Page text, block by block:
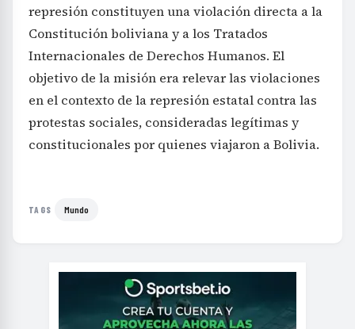
represión constituyen una violación directa a la
Constitución boliviana y a los Tratados
Internacionales de Derechos Humanos. El
objetivo de la misión era relevar las violaciones
en el contexto de la represión estatal contra las
protestas sociales, consideradas legítimas y
constitucionales por quienes viajaron a Bolivia.
TAGS Mundo